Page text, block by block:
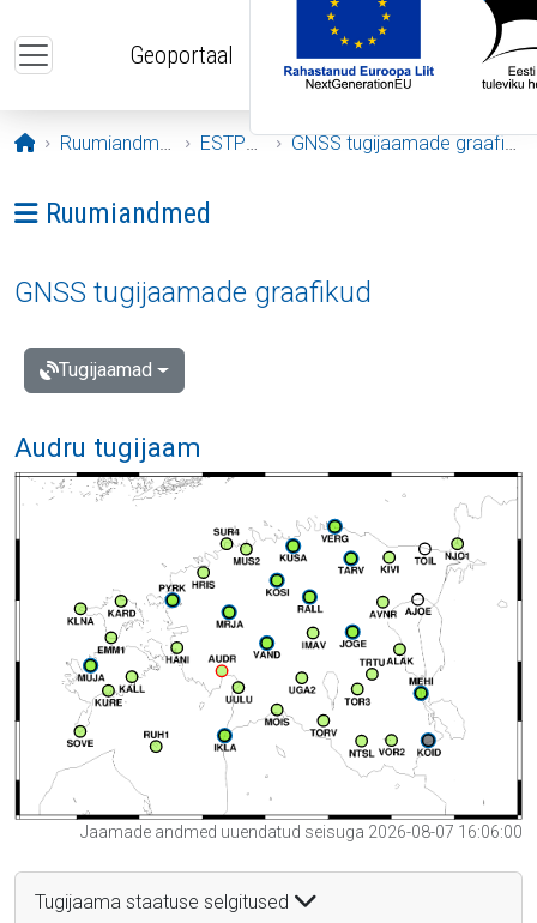
Geoportaal
Avaleht
Ruumiandmed ESTPOS GNSS tugijaamade graafikud
Ava menüü: Ruumiandmed
Ruumiandmed
GNSS tugijaamade graafikud
Tugijaamad
Audru tugijaam
Jaamade andmed uuendatud seisuga 2026-08-07 16:06:00
Tugijaama staatuse selgitused